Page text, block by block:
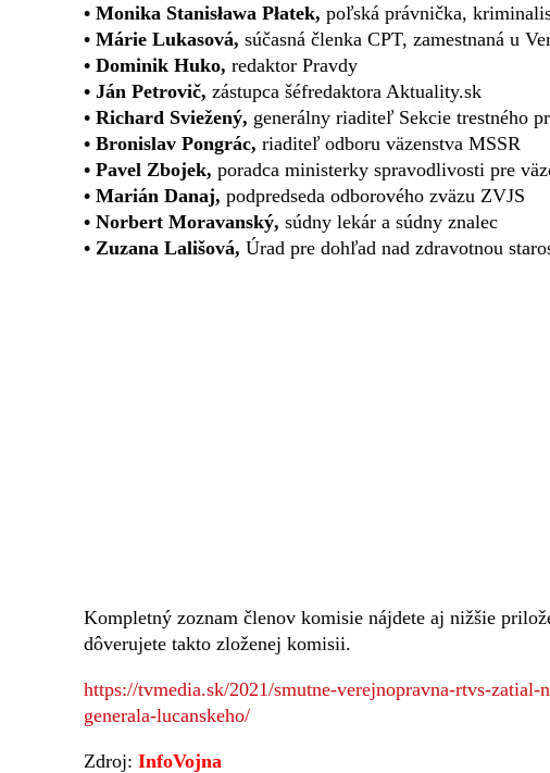
• Monika Stanisława Płatek, poľská právnička,
• Márie Lukasová, súčasná členka CPT, zamestnaná u
• Dominik Huko, redaktor Pravdy
• Ján Petrovič, zástupca šéfredaktora Aktuality.sk
• Richard Sviežený, generálny riaditeľ Sekcie trestného
• Bronislav Pongrác, riaditeľ odboru väzenstva MSSR
• Pavel Zbojek, poradca ministerky spravodlivosti pre
• Marián Danaj, podpredseda odborového zväzu ZVJS
• Norbert Moravanský, súdny lekár a súdny znalec
• Zuzana Lališová, Úrad pre dohľad nad zdravotnou
Kompletný zoznam členov komisie nájdete aj nižšie
dôverujete takto zloženej komisii.
https://tvmedia.sk/2021/smutne-verejnopravna-rtvs-
generala-lucanskeho/
Zdroj: InfoVojna